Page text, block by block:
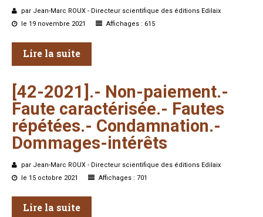
par Jean-Marc ROUX - Directeur scientifique des éditions Edilaix
le 19 novembre 2021
Affichages : 615
Lire la suite
[42-2021].- Non-paiement.-
Faute caractérisée.- Fautes
répétées.- Condamnation.-
Dommages-intérêts
par Jean-Marc ROUX - Directeur scientifique des éditions Edilaix
le 15 octobre 2021
Affichages : 701
Lire la suite